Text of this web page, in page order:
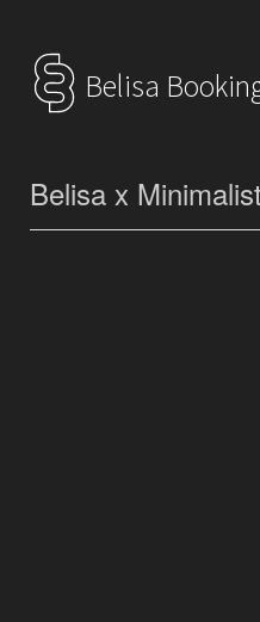
Belisa
Belisa x